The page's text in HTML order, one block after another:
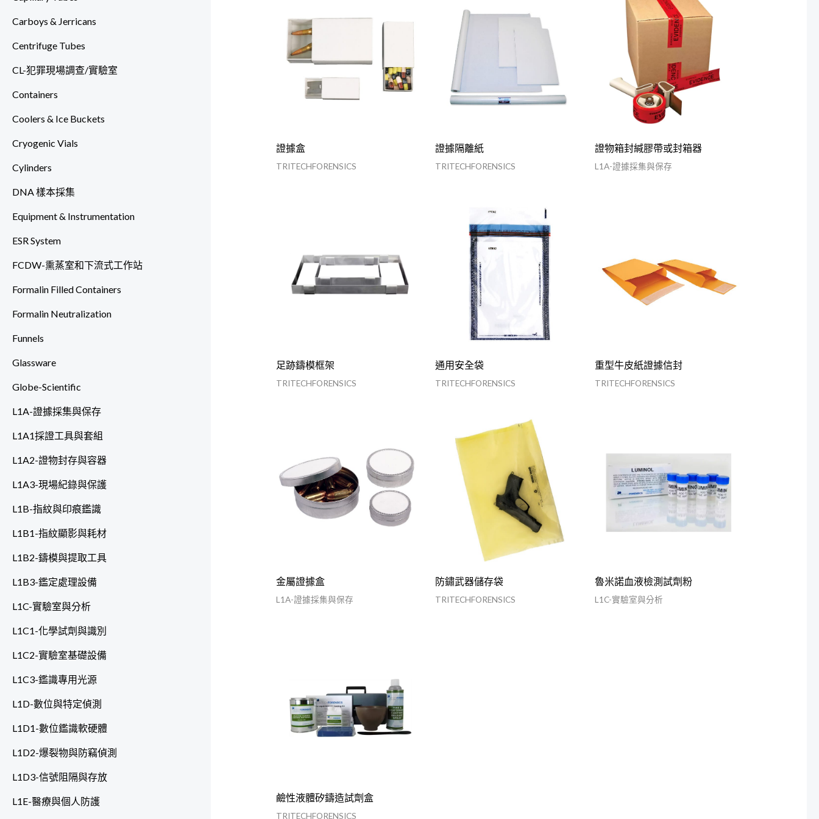
Carboys & Jerricans
Centrifuge Tubes
CL-犯罪現場調查/實驗室
Containers
Coolers & Ice Buckets
Cryogenic Vials
Cylinders
DNA 樣本採集
Equipment & Instrumentation
ESR System
FCDW-熏蒸室和下流式工作站
Formalin Filled Containers
Formalin Neutralization
Funnels
Glassware
Globe-Scientific
L1A-證據採集與保存
L1A1採證工具與套組
L1A2-證物封存與容器
L1A3-現場紀錄與保護
L1B-指紋與印痕鑑識
L1B1-指紋顯影與耗材
L1B2-鑄模與提取工具
L1B3-鑑定處理設備
L1C-實驗室與分析
L1C1-化學試劑與識別
L1C2-實驗室基礎設備
L1C3-鑑識專用光源
L1D-數位與特定偵測
L1D1-數位鑑識軟硬體
L1D2-爆裂物與防竊偵測
L1D3-信號阻隔與存放
L1E-醫療與個人防護
證據盒
TRITECHFORENSICS
證據隔離紙
TRITECHFORENSICS
證物箱封緘膠帶或封箱器
L1A-證據採集與保存
足跡鑄模框架
TRITECHFORENSICS
通用安全袋
TRITECHFORENSICS
重型牛皮紙證據信封
TRITECHFORENSICS
金屬證據盒
L1A-證據採集與保存
防鏽武器儲存袋
TRITECHFORENSICS
魯米諾血液檢測試劑粉
L1C-實驗室與分析
鹼性液體矽鑄造試劑盒
TRITECHFORENSICS